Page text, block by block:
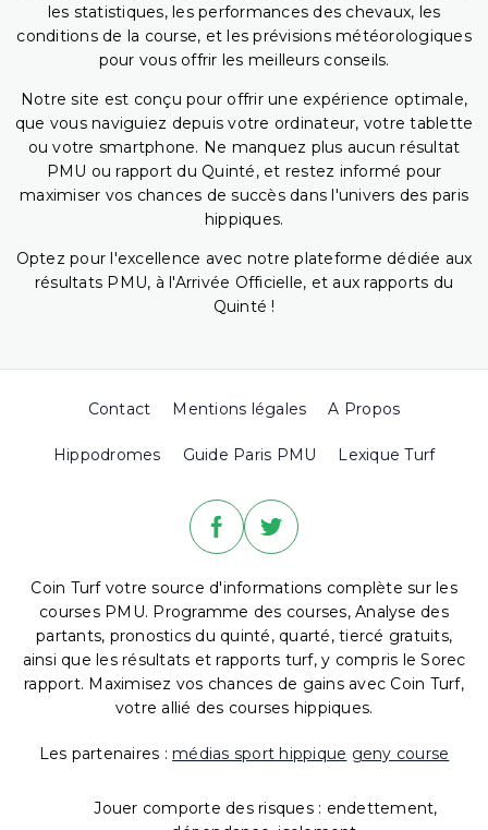
les statistiques, les performances des chevaux, les
conditions de la course, et les prévisions météorologiques
pour vous offrir les meilleurs conseils.
Notre site est conçu pour offrir une expérience optimale,
que vous naviguiez depuis votre ordinateur, votre tablette
ou votre smartphone. Ne manquez plus aucun résultat
PMU ou rapport du Quinté, et restez informé pour
maximiser vos chances de succès dans l'univers des paris
hippiques.
Optez pour l'excellence avec notre plateforme dédiée aux
résultats PMU, à l'Arrivée Officielle, et aux rapports du
Quinté !
Contact Mentions légales A Propos
Hippodromes Guide Paris PMU Lexique Turf
Coin Turf votre source d'informations complète sur les
courses PMU. Programme des courses, Analyse des
partants, pronostics du quinté, quarté, tiercé gratuits,
ainsi que les résultats et rapports turf, y compris le Sorec
rapport. Maximisez vos chances de gains avec Coin Turf,
votre allié des courses hippiques.
Les partenaires : médias sport hippique geny course
Jouer comporte des risques : endettement,